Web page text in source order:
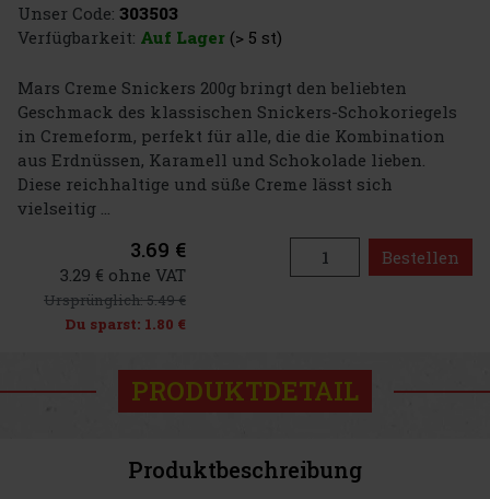
Unser Code: 303503
Verfügbarkeit: Auf Lager (> 5 st)
Mars Creme Snickers 200g bringt den beliebten
Geschmack des klassischen Snickers-Schokoriegels
in Cremeform, perfekt für alle, die die Kombination
aus Erdnüssen, Karamell und Schokolade lieben.
Diese reichhaltige und süße Creme lässt sich
vielseitig ...
3.69 €
3.29 € ohne VAT
Ursprünglich:5.49 €
Du sparst: 1.80 €
Bestellen
PRODUKTDETAIL
Produktbeschreibung